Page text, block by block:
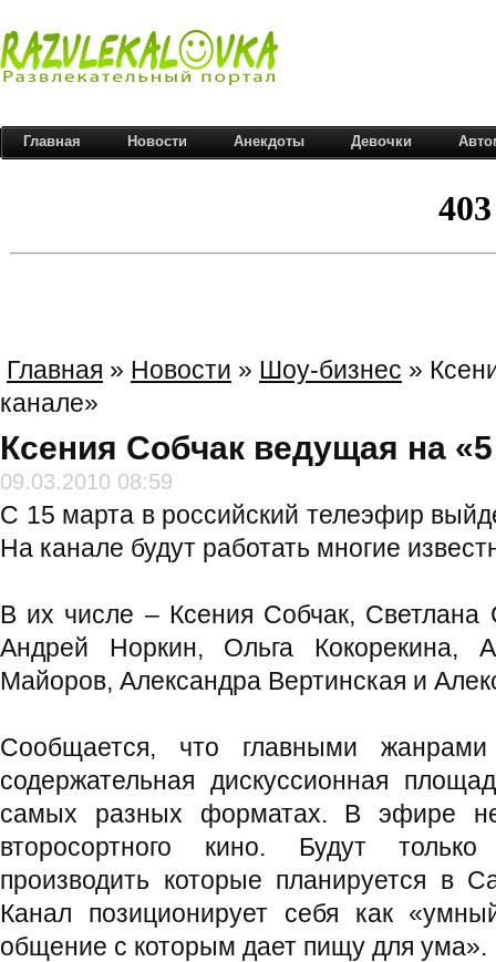
Главная Новости Анекдоты Девочки
Главная » Новости » Шоу-бизнес »
канале»
Ксения Собчак ведущая на
09.03.2010 08:59
С 15 марта в российский телеэфир
На канале будут работать многие
В их числе – Ксения Собчак,
Андрей Норкин, Ольга Кокорекина,
Майоров, Александра Вертинская и
Сообщается, что главными
содержательная дискуссионная
самых разных форматах. В эфире
второсортного кино. Будут
производить которые планируется в
Канал позиционирует себя как
общение с которым дает пищу для ума».